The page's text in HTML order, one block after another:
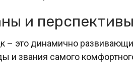
и
– это динамично
и звания самого